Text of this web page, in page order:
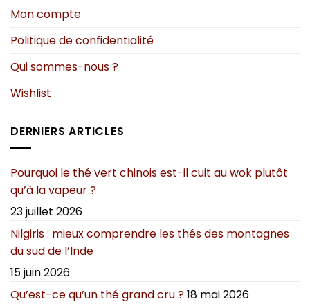
Mon compte
Politique de confidentialité
Qui sommes-nous ?
Wishlist
DERNIERS ARTICLES
Pourquoi le thé vert chinois est-il cuit au wok plutôt
qu’à la vapeur ?
23 juillet 2026
Nilgiris : mieux comprendre les thés des montagnes
du sud de l’Inde
15 juin 2026
Qu’est-ce qu’un thé grand cru ?18 mai 2026